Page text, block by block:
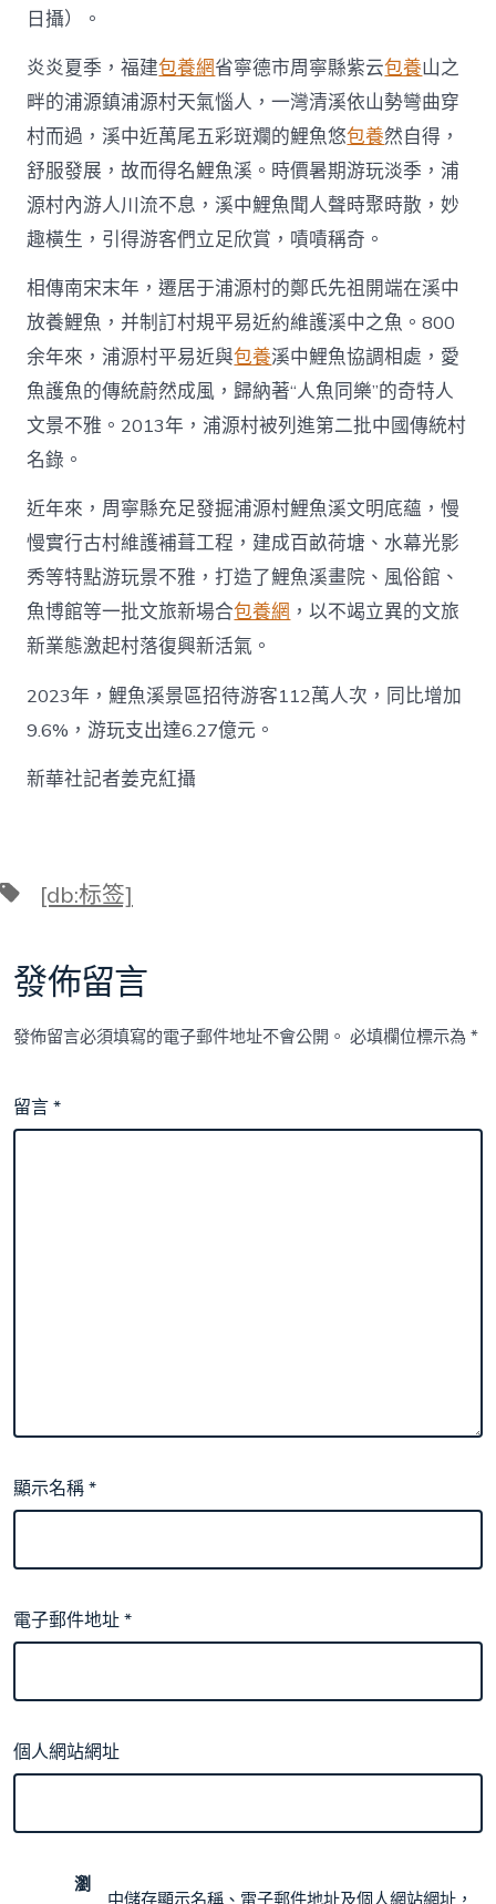
浦
源
村：
賡
續
800
年
的
“人
魚
同
樂”
美
談
_
中
國
日攝）。
炎炎夏季，福建包養網省寧德市周寧縣紫云包養山之
畔的浦源鎮浦源村天氣惱人，一灣清溪依山勢彎曲穿
村而過，溪中近萬尾五彩斑斕的鯉魚悠包養然自得，
舒服發展，故而得名鯉魚溪。時價暑期游玩淡季，浦
源村內游人川流不息，溪中鯉魚聞人聲時聚時散，妙
趣橫生，引得游客們立足欣賞，嘖嘖稱奇。
相傳南宋末年，遷居于浦源村的鄭氏先祖開端在溪中
放養鯉魚，并制訂村規平易近約維護溪中之魚。800
余年來，浦源村平易近與包養溪中鯉魚協調相處，愛
魚護魚的傳統蔚然成風，歸納著“人魚同樂”的奇特人
文景不雅。2013年，浦源村被列進第二批中國傳統村
名錄。
近年來，周寧縣充足發掘浦源村鯉魚溪文明底蘊，慢
慢實行古村維護補葺工程，建成百畝荷塘、水幕光影
秀等特點游玩景不雅，打造了鯉魚溪畫院、風俗館、
魚博館等一批文旅新場合包養網 ，以不竭立異的文旅
新業態激起村落復興新活氣。
2023年，鯉魚溪景區招待游客112萬人次，同比增加
9.6%，游玩支出達6.27億元。
新華社記者姜克紅攝
標 [db:标签]
發佈留言
發佈留言必須填寫的電子郵件地址不會公開。 必填欄位標示為*
留言*
顯示名稱*
電子郵件地址*
個人網站網址
瀏